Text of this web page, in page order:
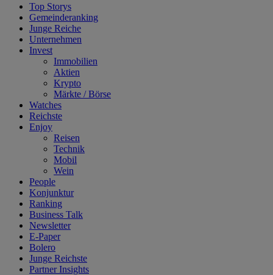
Top Storys
Gemeinderanking
Junge Reiche
Unternehmen
Invest
Immobilien
Aktien
Krypto
Märkte / Börse
Watches
Reichste
Enjoy
Reisen
Technik
Mobil
Wein
People
Konjunktur
Ranking
Business Talk
Newsletter
E-Paper
Bolero
Junge Reichste
Partner Insights